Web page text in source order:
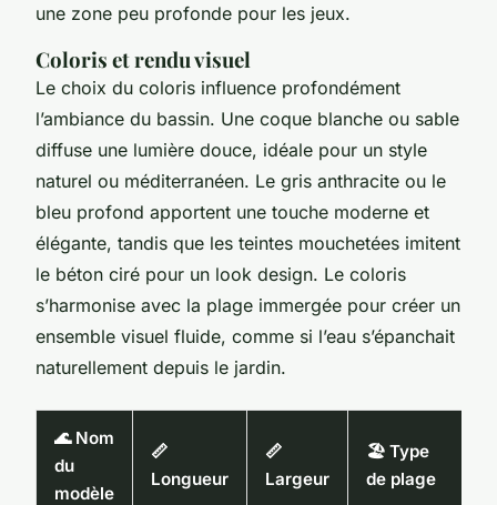
une zone peu profonde pour les jeux.
Coloris et rendu visuel
Le choix du coloris influence profondément
l’ambiance du bassin. Une coque blanche ou sable
diffuse une lumière douce, idéale pour un style
naturel ou méditerranéen. Le gris anthracite ou le
bleu profond apportent une touche moderne et
élégante, tandis que les teintes mouchetées imitent
le béton ciré pour un look design. Le coloris
s’harmonise avec la plage immergée pour créer un
ensemble visuel fluide, comme si l’eau s’épanchait
naturellement depuis le jardin.
🌊 Nom
du
modèle
📏
Longueur
📏
Largeur
🏖️ Type
de plage